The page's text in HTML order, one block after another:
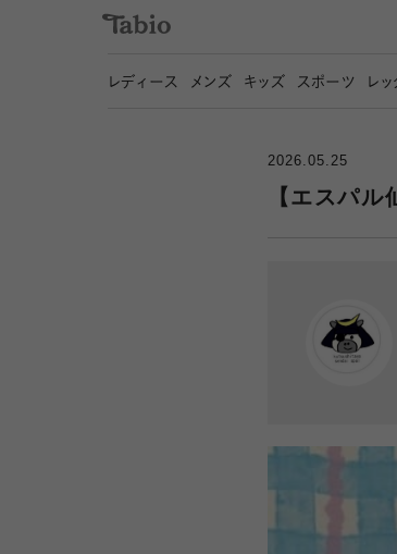
レディース メンズ キッズ スポーツ レ
2026.05.25
【エスパ